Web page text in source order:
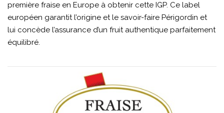
première fraise en Europe à obtenir cette IGP. Ce label
européen garantit l’origine et le savoir-faire Périgordin et
lui concède l’assurance d’un fruit authentique parfaitement
équilibré.